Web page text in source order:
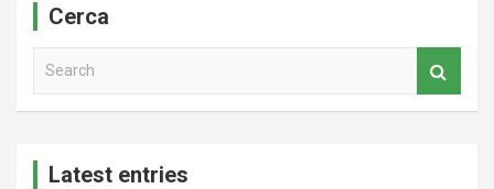
Cerca
Latest entries